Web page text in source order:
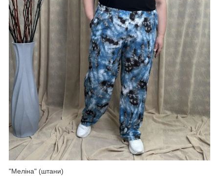
"Меліна" (штани)